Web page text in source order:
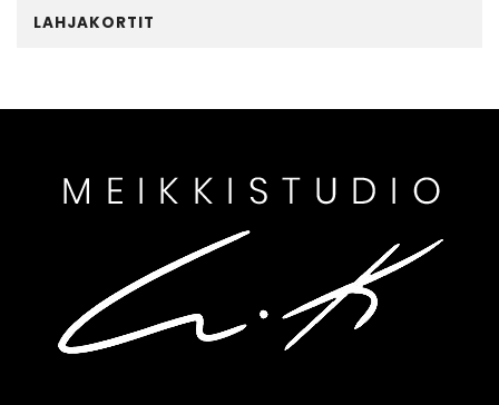
LAHJAKORTIT